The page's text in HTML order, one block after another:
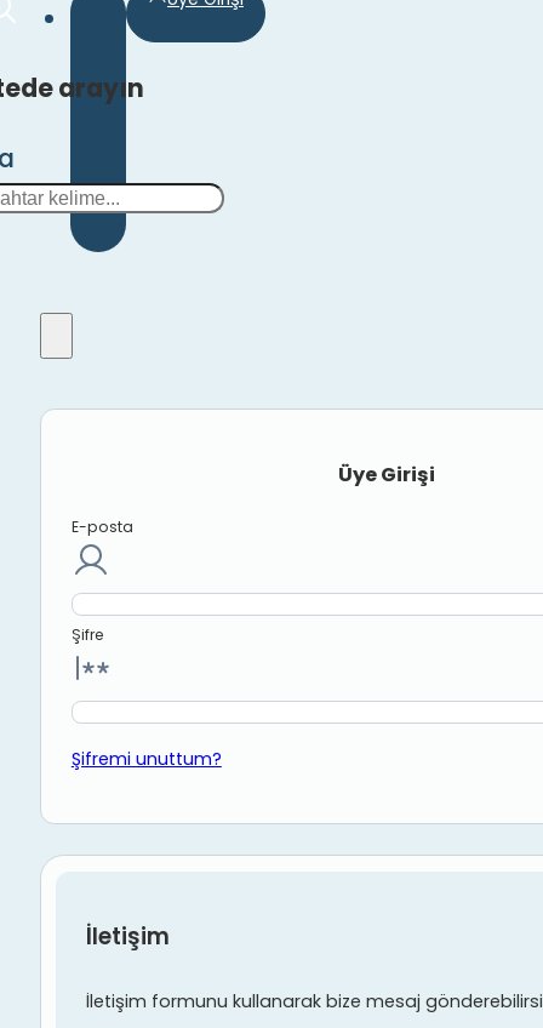
arayın
Üye Girişi
E-posta
Şifre
Şifremi unuttum?
İletişim
İletişim formunu kullanarak bize mesaj